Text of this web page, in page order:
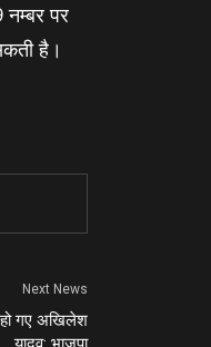
पर
है।
Next News
गए अखिलेश